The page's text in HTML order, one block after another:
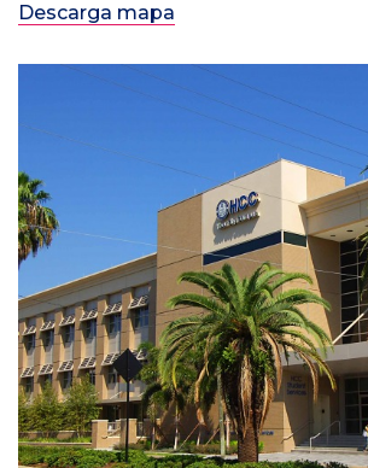
Descarga mapa